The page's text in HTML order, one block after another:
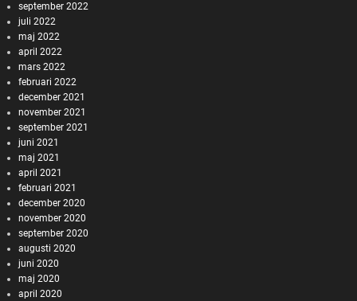
september 2022
juli 2022
maj 2022
april 2022
mars 2022
februari 2022
december 2021
november 2021
september 2021
juni 2021
maj 2021
april 2021
februari 2021
december 2020
november 2020
september 2020
augusti 2020
juni 2020
maj 2020
april 2020